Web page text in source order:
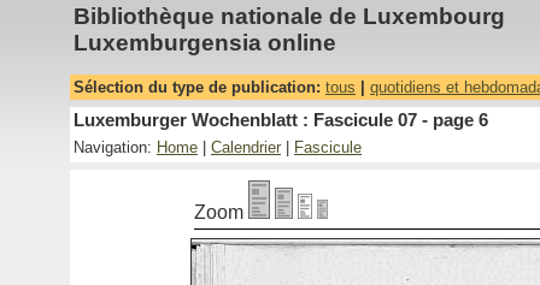
Bibliothèque nationale de Luxembourg
Luxemburgensia online
Sélection du type de publication: tous quotidiens et
Luxemburger Wochenblatt : Fascicule 07 - page 6
Navigation: Home Calendrier Fascicule
Zoom